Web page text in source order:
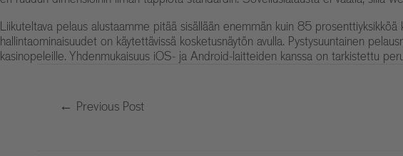
Liikuteltava pelaus alustaamme pitää sisällään enemmän kuin 85
hallintaominaisuudet on käytettävissä kosketusnäytön avulla. Pystysuuntainen
kasinopeleille. Yhdenmukaisuus iOS- ja Android-laitteiden kanssa on tarkistettu
← Previous Post